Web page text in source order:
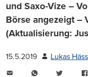
und Saxo-Vize –
Börse angezeigt –
(Aktualisierung:
15.5.2019 Lukas
WhatsAppTwitter